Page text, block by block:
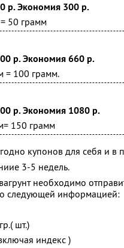
р. Экономия 300 р.
50 грамм
р. Экономия 660 р.
= 100 грамм.
р. Экономия 1080 р.
150 грамм
купонов для себя и в
3-5 недель.
необходимо
следующей информацией:
шт.)
индекс )